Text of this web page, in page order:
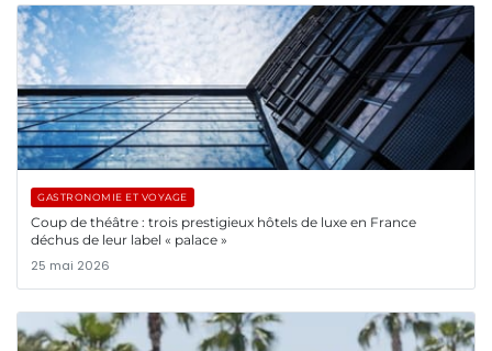
GASTRONOMIE ET VOYAGE
Coup de théâtre : trois prestigieux hôtels de luxe en France
déchus de leur label « palace »
25 mai 2026